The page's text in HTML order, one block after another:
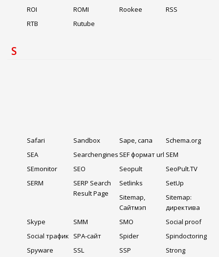
ROI
ROMI Rookee
RSS
RTB
Rutube
S
Safari Sandbox Sape, сапа
Schema.org
SEA
Searchengines SEF формат url SEM
SEmonitor
SEO Seopult
SeoPult.TV
SERM
SERP Search
Result Page
Setlinks
SetUp
Sitemap,
Сайтмэп
Sitemap:
директива
Skype
SMM SMO
Social proof
Social трафик
SPA-сайт Spider
Spindoctoring
Spyware
SSL
SSP Strong